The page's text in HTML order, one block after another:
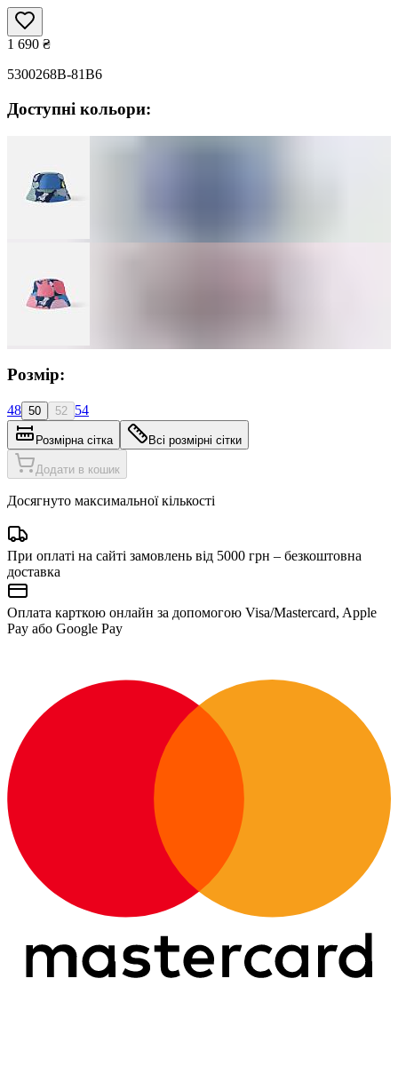
1 690 ₴
5300268B-81B6
Доступні кольори:
Розмір:
48 50 52 54
Розмірна сітка Всі розмірні сітки
Додати в кошик
Досягнуто максимальної кількості
При оплаті на сайті замовлень від 5000 грн – безкоштовна
доставка
Оплата карткою онлайн за допомогою Visa/Mastercard, Apple
Pay або Google Pay